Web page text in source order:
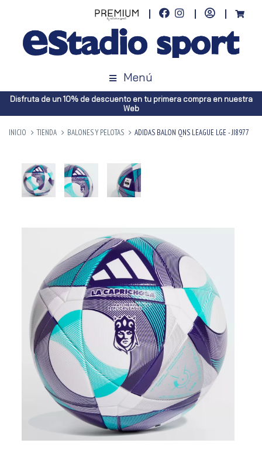
Menú
Disfruta de un 10% de descuento en tu primera compra en nuestra
Web
INICIO TIENDA BALONES Y PELOTAS ADIDAS BALON QNS LEAGUE LGE - JI8977